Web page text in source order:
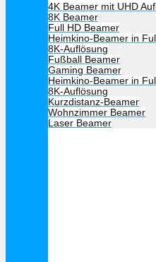
4K Beamer mit UHD
8K Beamer
Full HD Beamer
Heimkino-Beamer in
8K-Auflösung
Fußball Beamer
Gaming Beamer
Heimkino-Beamer in
8K-Auflösung
Kurzdistanz-Beamer
Wohnzimmer Beamer
Laser Beamer